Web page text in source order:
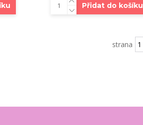
Přidat do košíku
strana